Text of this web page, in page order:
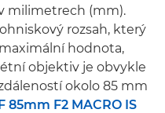
milimetrech (mm).
rozsah, který
hodnota,
objektiv je obvykle
okolo 85 mm
85mm F2 MACRO IS